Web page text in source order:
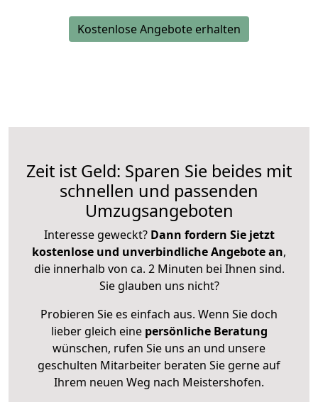
Kostenlose Angebote erhalten
Zeit ist Geld: Sparen Sie beides mit
schnellen und passenden
Umzugsangeboten
Interesse geweckt? Dann fordern Sie jetzt
kostenlose und unverbindliche Angebote an,
die innerhalb von ca. 2 Minuten bei Ihnen sind.
Sie glauben uns nicht?
Probieren Sie es einfach aus. Wenn Sie doch
lieber gleich eine persönliche Beratung
wünschen, rufen Sie uns an und unsere
geschulten Mitarbeiter beraten Sie gerne auf
Ihrem neuen Weg nach Meistershofen.